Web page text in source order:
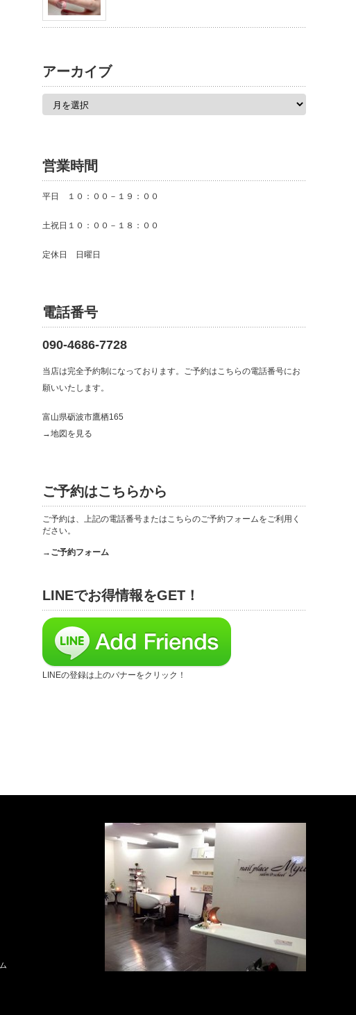
アーカイブ
営業時間
平日 １０：００－１９：００
土祝日１０：００－１８：００
定休日 日曜日
電話番号
090-4686-7728
当店は完全予約制になっております。ご予約はこちらの電話番号にお
願いいたします。
富山県砺波市鷹栖165
→地図を見る
ご予約はこちらから
ご予約は、上記の電話番号またはこちらのご予約フォームをご利用く
ださい。
→ご予約フォーム
LINEでお得情報をGET！
LINEの登録は上のバナーをクリック！